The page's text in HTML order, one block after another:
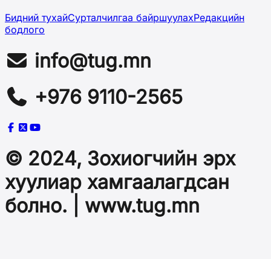
Бидний тухайСурталчилгаа байршуулахРедакцийн
бодлого
info@tug.mn
+976 9110-2565
© 2024, Зохиогчийн эрх
хуулиар хамгаалагдсан
болно. | www.tug.mn